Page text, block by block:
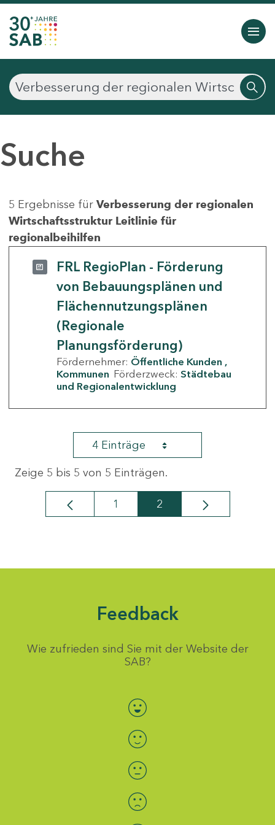
Suche
5 Ergebnisse für Verbesserung der regionalen
Wirtschaftsstruktur Leitlinie für
regionalbeihilfen
FRL RegioPlan - Förderung
von Bebauungsplänen und
Flächennutzungsplänen
(Regionale
Planungsförderung)
Fördernehmer: Öffentliche Kunden
Kommunen Förderzweck: Städtebau
und Regionalentwicklung
4 Einträge
Zeige 5 bis 5 von 5 Einträgen.
Seite
1 Seite
2
Feedback
Wie zufrieden sind Sie mit der Website der
SAB?
Bewertung auswählen